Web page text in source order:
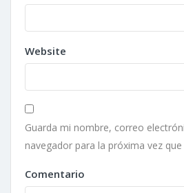
Website
Guarda mi nombre, correo
navegador para la próxima vez
Comentario